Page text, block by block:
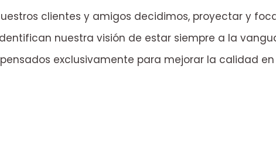
clientes y amigos decidimos, proyectar y
nuestra visión de estar siempre a la
exclusivamente para mejorar la calidad